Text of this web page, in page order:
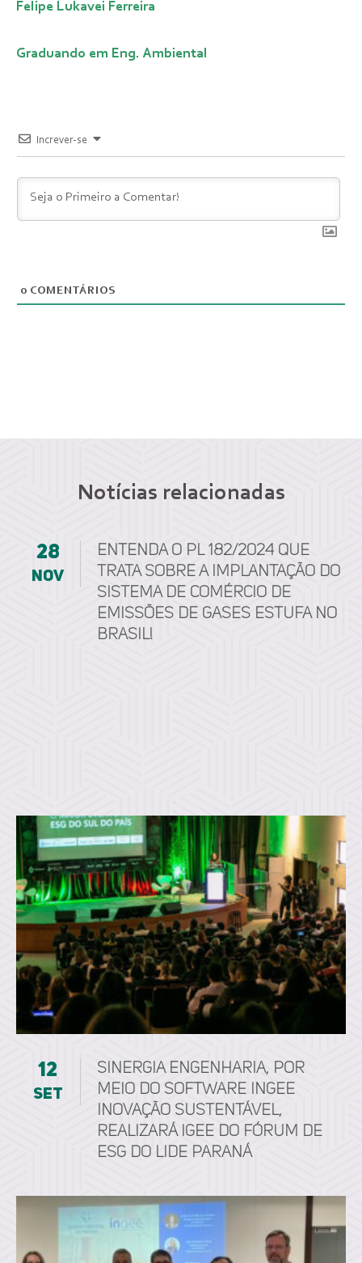
Felipe Lukavei Ferreira
Graduando em Eng. Ambiental
Increver-se
0 COMENTÁRIOS
Notícias relacionadas
28
nov
Entenda o PL 182/2024 que
trata sobre a implantação do
Sistema de Comércio de
Emissões de Gases Estufa no
Brasil!
12
set
Sinergia Engenharia, por
meio do software ingee
inovação sustentável,
realizará IGEE do Fórum de
ESG do LIDE Paraná